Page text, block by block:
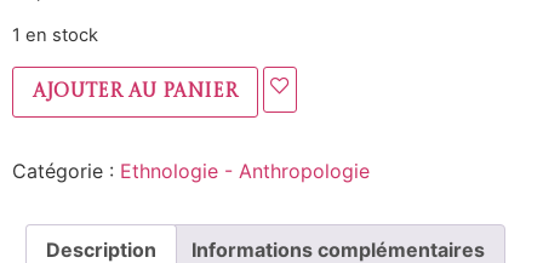
1 en stock
Ajouter au panier
Catégorie : Ethnologie - Anthropologie
Description Informations complémentaires